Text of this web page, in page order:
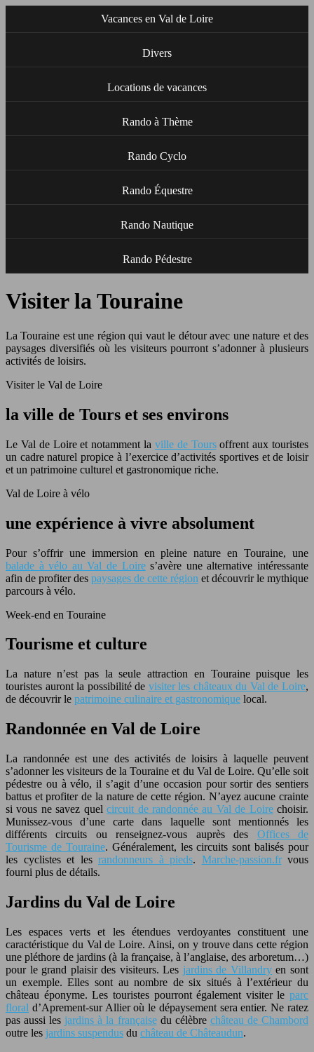
Vacances en Val de Loire
Divers
Locations de vacances
Rando à Thème
Rando Cyclo
Rando Équestre
Rando Nautique
Rando Pédestre
Visiter la Touraine
La Touraine est une région qui vaut le détour avec une nature et des
paysages diversifiés où les visiteurs pourront s’adonner à plusieurs
activités de loisirs.
Visiter le Val de Loire
la ville de Tours et ses environs
Le Val de Loire et notamment la ville de Toursoffrent aux touristes
un cadre naturel propice à l’exercice d’activités sportives et de loisir
et un patrimoine culturel et gastronomique riche.
Val de Loire à vélo
une expérience à vivre absolument
Pour s’offrir une immersion en pleine nature en Touraine, une
balade à vélo au Val de Loires’avère une alternative intéressante
afin de profiter des paysages de cette région et découvrir le mythique
parcours à vélo.
Week-end en Touraine
Tourisme et culture
La nature n’est pas la seule attraction en Touraine puisque les
touristes auront la possibilité de visiter les châteaux du Val de Loire,
de découvrir le patrimoine culinaire et gastronomique local.
Randonnée en Val de Loire
La randonnée est une des activités de loisirs à laquelle peuvent
s’adonner les visiteurs de la Touraine et du Val de Loire. Qu’elle soit
pédestre ou à vélo, il s’agit d’une occasion pour sortir des sentiers
battus et profiter de la nature de cette région. N’ayez aucune crainte
si vous ne savez quelcircuit de randonnée au Val de Loirechoisir.
Munissez-vous d’une carte dans laquelle sont mentionnés les
différents circuits ou renseignez-vous auprès des Offices de
Tourisme de Touraine. Généralement, les circuits sont balisés pour
les cyclistes et les randonneurs à pieds. Marche-passion.frvous
fourni plus de détails.
Jardins du Val de Loire
Les espaces verts et les étendues verdoyantes constituent une
caractéristique du Val de Loire. Ainsi, on y trouve dans cette région
une pléthore de jardins (à la française, à l’anglaise, des arboretum…)
pour le grand plaisir des visiteurs. Les jardins de Villandryen sont
un exemple. Elles sont au nombre de six situés à l’extérieur du
château éponyme. Les touristes pourront également visiter le parc
floral d’Aprement-sur Allier où le dépaysement sera entier. Ne ratez
pas aussi les jardins à la françaisedu célèbre château de Chambord
outre les jardins suspendus du château de Châteaudun.